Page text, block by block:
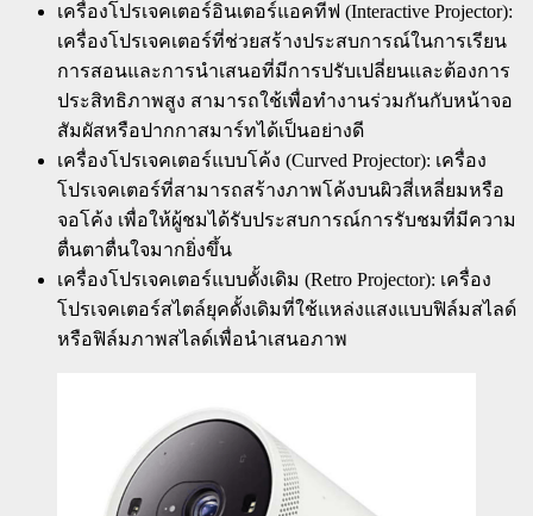
เครื่องโปรเจคเตอร์อินเตอร์แอคทีฟ (Interactive Projector):
เครื่องโปรเจคเตอร์ที่ช่วยสร้างประสบการณ์ในการเรียน
การสอนและการนำเสนอที่มีการปรับเปลี่ยนและต้องการ
ประสิทธิภาพสูง สามารถใช้เพื่อทำงานร่วมกันกับหน้าจอ
สัมผัสหรือปากกาสมาร์ทได้เป็นอย่างดี
เครื่องโปรเจคเตอร์แบบโค้ง (Curved Projector): เครื่อง
โปรเจคเตอร์ที่สามารถสร้างภาพโค้งบนผิวสี่เหลี่ยมหรือ
จอโค้ง เพื่อให้ผู้ชมได้รับประสบการณ์การรับชมที่มีความ
ตื่นตาตื่นใจมากยิ่งขึ้น
เครื่องโปรเจคเตอร์แบบดั้งเดิม (Retro Projector): เครื่อง
โปรเจคเตอร์สไตล์ยุคดั้งเดิมที่ใช้แหล่งแสงแบบฟิล์มสไลด์
หรือฟิล์มภาพสไลด์เพื่อนำเสนอภาพ